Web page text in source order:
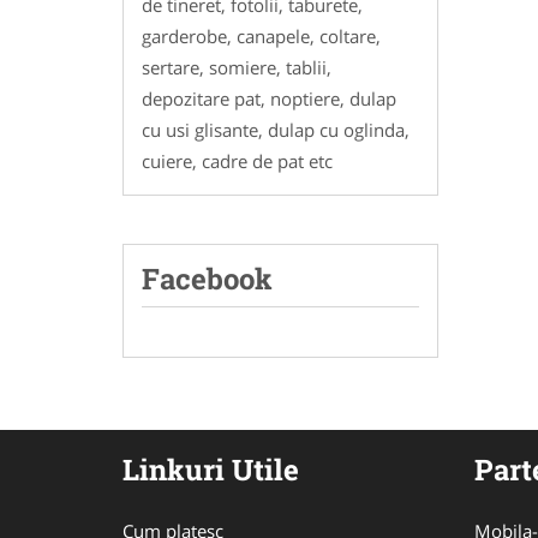
garderobe, canapele, coltare,
sertare, somiere, tablii,
depozitare pat, noptiere, dulap
cu usi glisante, dulap cu oglinda,
cuiere, cadre de pat etc
Facebook
Linkuri Utile
Cum platesc